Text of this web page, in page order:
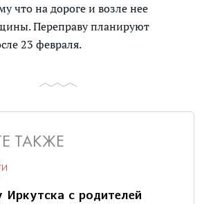
что на дороге и возле нее
Переправу планируют
23 февраля.
ТАКЖЕ
Иркутска с родителей